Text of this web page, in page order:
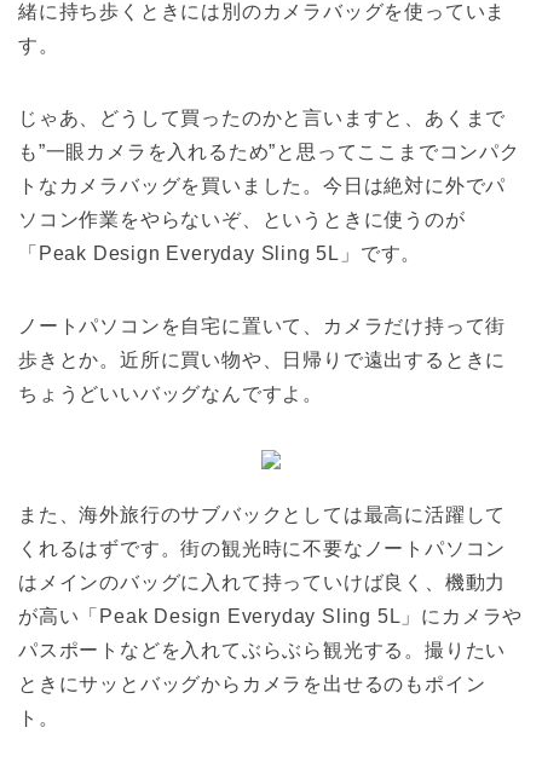
緒に持ち歩くときには別のカメラバッグを使っていま
す。
じゃあ、どうして買ったのかと言いますと、あくまで
も”一眼カメラを入れるため”と思ってここまでコンパク
トなカメラバッグを買いました。今日は絶対に外でパ
ソコン作業をやらないぞ、というときに使うのが
「Peak Design Everyday Sling 5L」です。
ノートパソコンを自宅に置いて、カメラだけ持って街
歩きとか。近所に買い物や、日帰りで遠出するときに
ちょうどいいバッグなんですよ。
また、海外旅行のサブバックとしては最高に活躍して
くれるはずです。街の観光時に不要なノートパソコン
はメインのバッグに入れて持っていけば良く、機動力
が高い「Peak Design Everyday Sling 5L」にカメラや
パスポートなどを入れてぶらぶら観光する。撮りたい
ときにサッとバッグからカメラを出せるのもポイン
ト。